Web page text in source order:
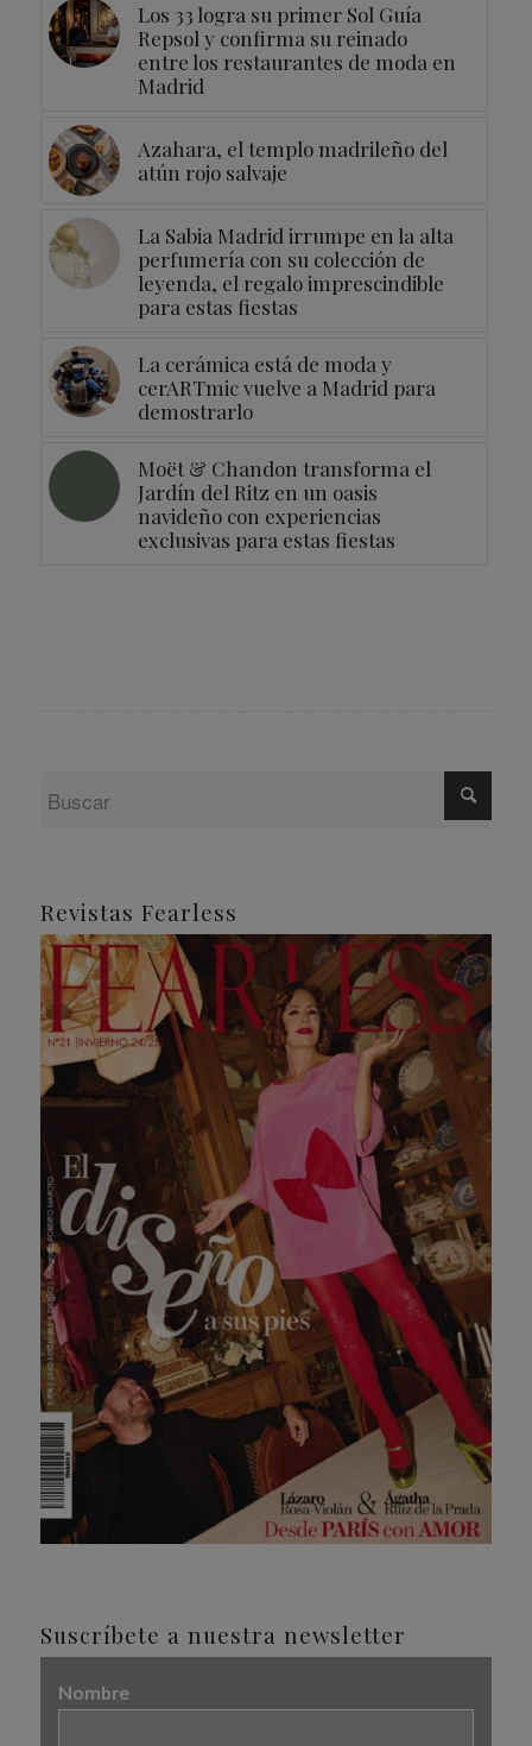
Los 33 logra su primer Sol Guía
Repsol y confirma su reinado
entre los restaurantes de moda en
Madrid
Azahara, el templo madrileño del
atún rojo salvaje
La Sabia Madrid irrumpe en la alta
perfumería con su colección de
leyenda, el regalo imprescindible
para estas fiestas
La cerámica está de moda y
cerARTmic vuelve a Madrid para
demostrarlo
Moët & Chandon transforma el
Jardín del Ritz en un oasis
navideño con experiencias
exclusivas para estas fiestas
Revistas Fearless
Suscríbete a nuestra newsletter
Nombre